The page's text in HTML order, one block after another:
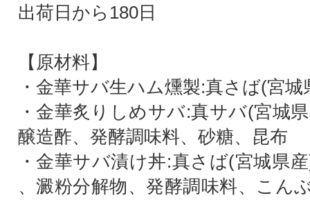
出荷日から180日
【原材料】
・金華サバ生ハム燻製:真さば(宮城
・金華炙りしめサバ:真サバ(宮城
醸造酢、発酵調味料、砂糖、昆布
・金華サバ漬け丼:真さば(宮城県
、澱粉分解物、発酵調味料、こん